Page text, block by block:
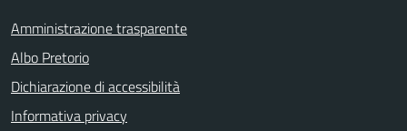
Amministrazione trasparente
Albo Pretorio
Dichiarazione di accessibilità
Informativa privacy